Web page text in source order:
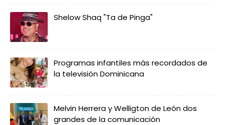
Shelow Shaq "Ta de Pinga"
Programas infantiles más recordados de
la televisión Dominicana
Melvin Herrera y Welligton de León dos
grandes de la comunicación